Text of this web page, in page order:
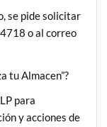
se pide solicitar
o al correo
tu Almacen”?
para
y acciones de